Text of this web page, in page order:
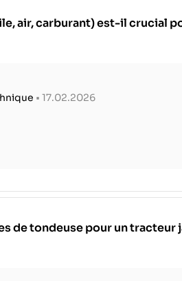
air, carburant) est-il crucial
• 17.02.2026
de tondeuse pour un tracteur